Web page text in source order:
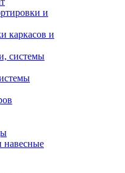
и
каркасов и
системы
навесные